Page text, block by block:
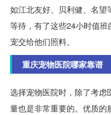
如江北友好、贝利健、名
等待，有了这些24小时值
宠交给他们照料。
重庆宠物医院哪家靠谱
选择宠物医院时，除了考
量也是非常重要的。优质的